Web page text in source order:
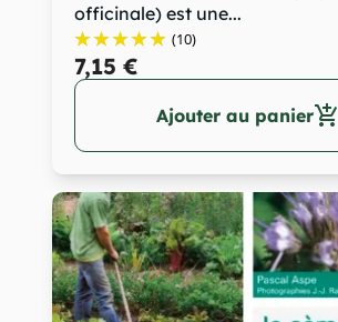
officinale) est une...
(10)
7,15 €
Ajouter au panieradd_shopping_cart